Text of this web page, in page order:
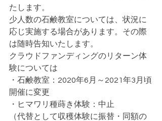
たします。
少人数の石鹸教室については、状況に
応じ実施する場合があります。その際
は随時告知いたします。
クラウドファンディングのリターン体
験については
・石鹸教室：2020年6月～2021年3月頃
開催に変更
・ヒマワリ種蒔き体験：中止
（代替として収穫体験に振替・同額の